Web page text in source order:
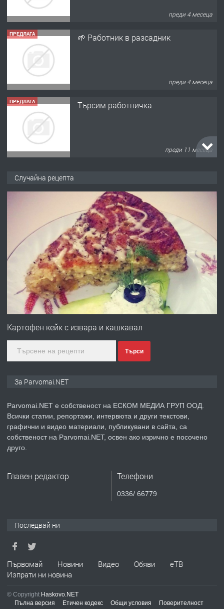
преди 4 месеца
ПРЕДЛАГА 🌱 Работник в разсадник
преди 4 месеца
ПРЕДЛАГА Търсим работничка
преди 11 месеца
преди 1 година
ПРЕДЛАГА Работа за общи работници
преди 1 година
ПРЕДЛАГА
Първи поход "По стъпките на Ангел
преди 1 година
ПРЕДЛАГА Уроци по Математика
ТЪРСИ
Случайна рецепта
Картофен кейк с извара и кашкавал
Търси
За Parvomai.NET
Parvomai.NET е собственост на ЕСКОМ МЕДИА ГРУП ООД.
Всички статии, репортажи, интервюта и други текстови,
графични и видео материали, публикувани в сайта, са
собственост на Parvomai.NET, освен ако изрично е посочено
друго.
Главен редактор Телефони
0336/ 66779
Последвай ни
Първомай Новини Видео Обяви
еТВ
Изпрати ни новина
© Copyright Haskovo.NET
Пълна версия
Етичен кодекс Общи условия
Поверителност